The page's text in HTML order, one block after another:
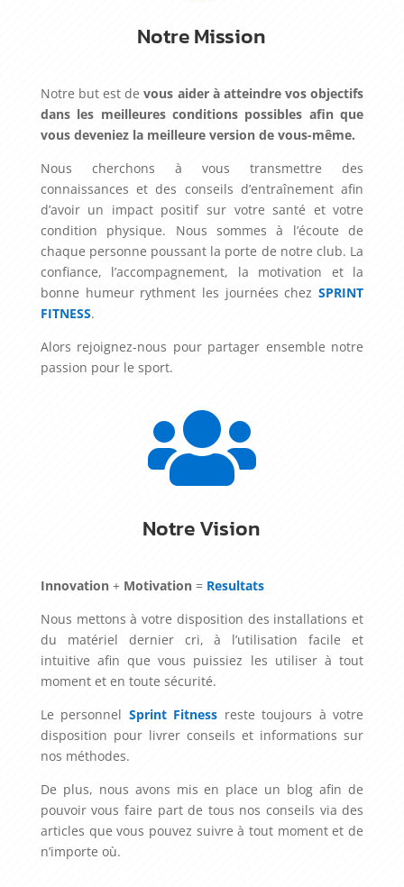
Notre Mission
Notre but est devous aider à atteindre vos objectifs
dans les meilleures conditions possibles afin que
vous deveniez la meilleure version de vous-même.
Nous cherchons à vous transmettre des
connaissances et des conseils d’entraînement afin
d’avoir un impact positif sur votre santé et votre
condition physique. Nous sommes à l’écoute de
chaque personne poussant la porte de notre club. La
confiance, l’accompagnement, la motivation et la
bonne humeur rythment les journées chezSPRINT
FITNESS.
Alors rejoignez-nous pour partager ensemble notre
passion pour le sport.

Notre Vision
Innovation+ Motivation= Resultats
Nous mettons à votre disposition des installations et
du matériel dernier cri, à l’utilisation facile et
intuitive afin que vous puissiez les utiliser à tout
moment et en toute sécurité.
Le personnel Sprint Fitness reste toujours à votre
disposition pour livrer conseils et informations sur
nos méthodes.
De plus, nous avons mis en place un blog afin de
pouvoir vous faire part de tous nos conseils via des
articles que vous pouvez suivre à tout moment et de
n’importe où.